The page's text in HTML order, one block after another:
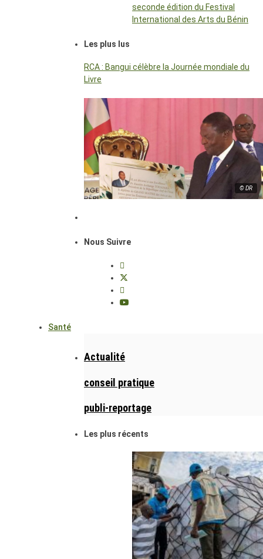
seconde édition du Festival
International des Arts du Bénin
Les plus lus
RCA : Bangui célèbre la Journée mondiale du
Livre
© DR
Nous Suivre
Santé
Actualité
conseil pratique
publi-reportage
Les plus récents